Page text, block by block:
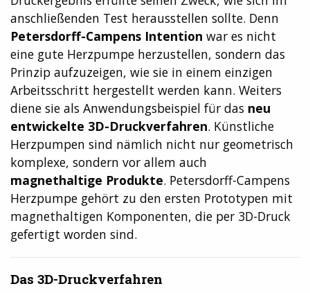
anschließenden Test herausstellen sollte. Denn
Petersdorff-Campens Intention war es nicht
eine gute Herzpumpe herzustellen, sondern das
Prinzip aufzuzeigen, wie sie in einem einzigen
Arbeitsschritt hergestellt werden kann. Weiters
diene sie als Anwendungsbeispiel für das neu
entwickelte 3D-Druckverfahren. Künstliche
Herzpumpen sind nämlich nicht nur geometrisch
komplexe, sondern vor allem auch
magnethaltige Produkte. Petersdorff-Campens
Herzpumpe gehört zu den ersten Prototypen mit
magnethaltigen Komponenten, die per 3D-Druck
gefertigt worden sind.
Das 3D-Druckverfahren